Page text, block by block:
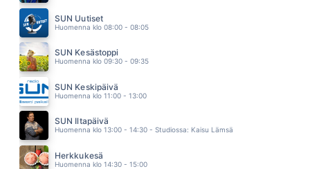
ERIC CARMEN
06.28
SUN Uutiset
Huomenna klo 08:00 - 08:05
SUN Kesästoppi
Huomenna klo 09:30 - 09:35
SUN Keskipäivä
Huomenna klo 11:00 - 13:00
SUN Iltapäivä
Huomenna klo 13:00 - 14:30 - Studiossa: Kaisu Lämsä
Herkkukesä
Huomenna klo 14:30 - 15:00